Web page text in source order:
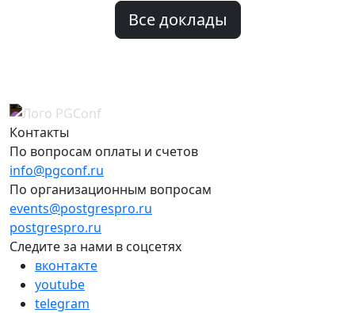
Все доклады
Контакты
По вопросам оплаты и счетов
info@pgconf.ru
По организационным вопросам
events@postgrespro.ru
postgrespro.ru
Следите за нами в соцсетях
вконтакте
youtube
telegram